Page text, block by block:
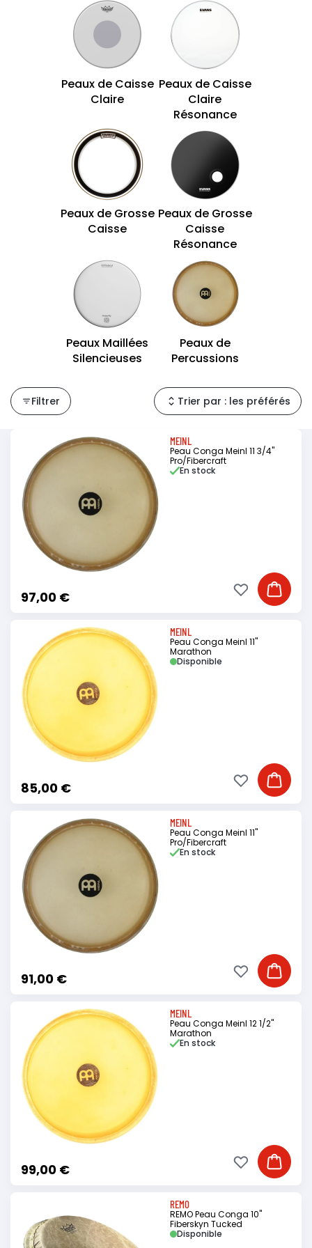
Peaux de Caisse
Claire
Peaux de Caisse
Claire
Résonance
Peaux de Grosse
Caisse
Peaux de Grosse
Caisse
Résonance
Peaux Maillées
Silencieuses
Peaux de
Percussions
Filtrer Trier par : les préférés
MEINL
Peau Conga Meinl 11 3/4"
Pro/Fibercraft
97,00 €
En stock
Ajouter
Ajouter à ma
MEINL
Peau Conga Meinl 11"
Marathon
85,00 €
Disponible
Ajouter
Ajouter à ma
MEINL
Peau Conga Meinl 11"
Pro/Fibercraft
91,00 €
En stock
Ajouter
Ajouter à ma
MEINL
Peau Conga Meinl 12 1/2"
Marathon
99,00 €
En stock
Ajouter
Ajouter à ma
REMO
REMO Peau Conga 10"
Fiberskyn Tucked
Disponible